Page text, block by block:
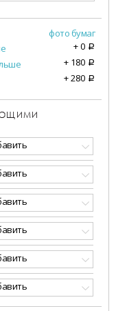
фото бумаг
+0 a
+ 180 a
+280 a